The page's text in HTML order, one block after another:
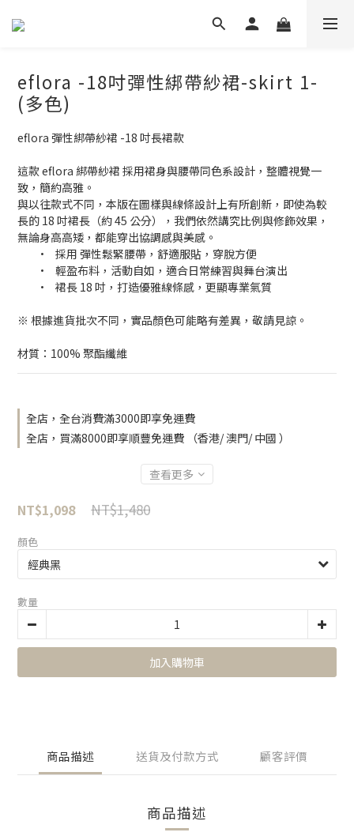
eflora -18吋彈性綁帶紗裙-skirt 1-
(多色)
eflora 彈性綁帶紗裙 -18 吋長裙款
這款 eflora 綁帶紗裙 採用裙身與腰帶同色系設計，整體視覺一
致，簡約高雅。
與以往款式不同，本版在圖樣與線條設計上有所創新，即使為較
長的 18 吋裙長（約 45 公分），我們依然講究比例與修飾效果，
無論身高高矮，都能穿出協調感與美感。
	•	採用 彈性鬆緊腰帶，舒適服貼，穿脫方便
	•	輕盈布料，活動自如，適合日常練習與舞台演出
	•	裙長 18 吋，打造優雅線條感，更顯專業氣質
※ 根據進貨批次不同，實品顏色可能略有差異，敬請見諒。
材質：100% 聚酯纖維
全店，全台消費滿3000即享免運費
全店，買滿8000即享順豐免運費 （香港/ 澳門/ 中國 ）
查看更多
NT$1,098 NT$1,480
顏色
數量
加入購物車
商品描述 送貨及付款方式 顧客評價
商品描述